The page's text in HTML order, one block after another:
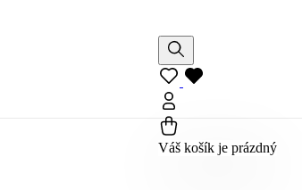
Váš košík je prázdný